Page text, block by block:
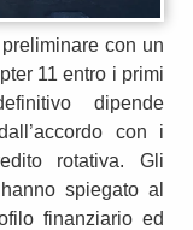
con un
11 entro i primi
dipende
con i
rotativa. Gli
spiegato al
finanziario ed